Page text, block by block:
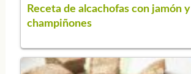
Receta de alcachofas con jamón y
champiñones